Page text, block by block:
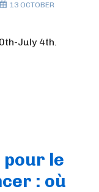
13 OCTOBER
July 4th.
le
: où